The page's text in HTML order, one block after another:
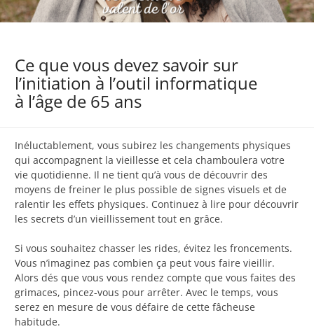
Ce que vous devez savoir sur
l’initiation à l’outil informatique
à l’âge de 65 ans
Inéluctablement, vous subirez les changements physiques
qui accompagnent la vieillesse et cela chamboulera votre
vie quotidienne. Il ne tient qu’à vous de découvrir des
moyens de freiner le plus possible de signes visuels et de
ralentir les effets physiques. Continuez à lire pour découvrir
les secrets d’un vieillissement tout en grâce.
Si vous souhaitez chasser les rides, évitez les froncements.
Vous n’imaginez pas combien ça peut vous faire vieillir.
Alors dés que vous vous rendez compte que vous faites des
grimaces, pincez-vous pour arrêter. Avec le temps, vous
serez en mesure de vous défaire de cette fâcheuse
habitude.